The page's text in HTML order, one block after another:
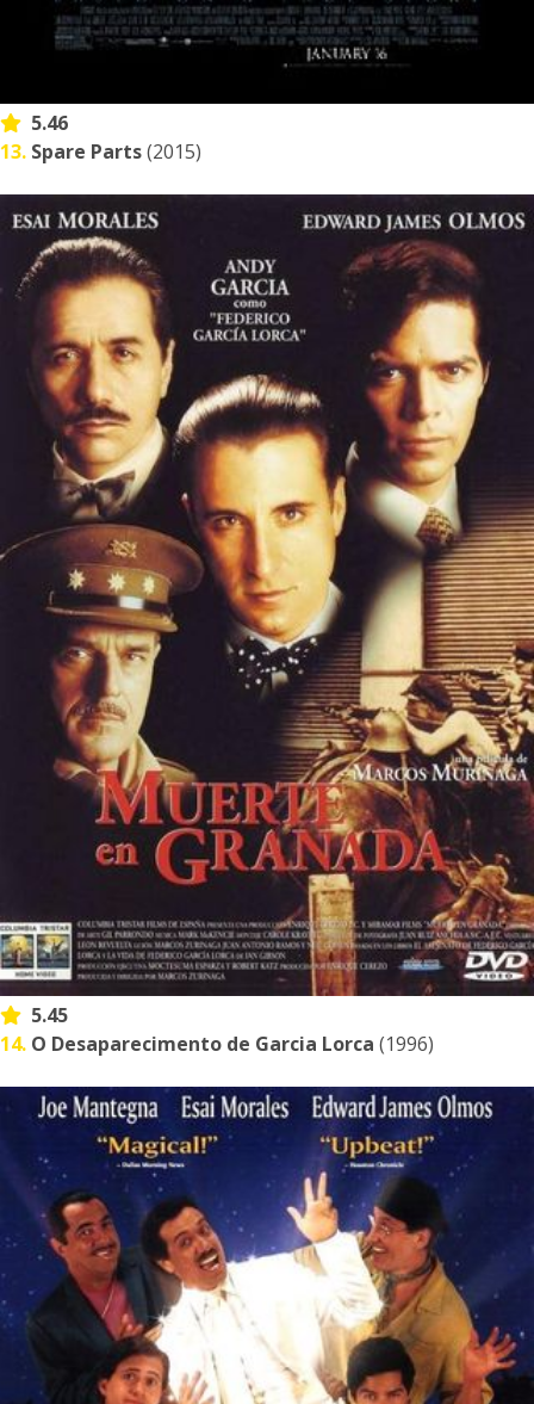
5.46
13. Spare Parts(2015)
5.45
14. O Desaparecimento de Garcia Lorca (1996)